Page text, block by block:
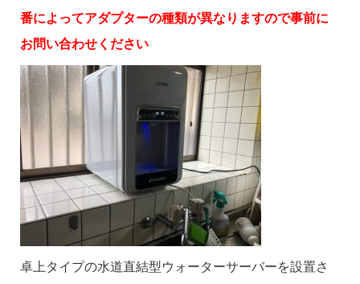
番によってアダプターの種類が異なりますので事前に
お問い合わせください
卓上タイプの水道直結型ウォーターサーバーを設置さ